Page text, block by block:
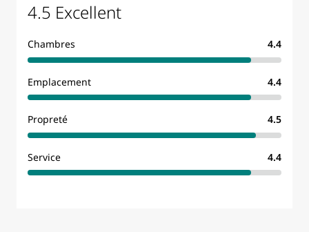
4.5 Excellent
Chambres 4.4
Emplacement 4.4
Propreté 4.5
Service 4.4